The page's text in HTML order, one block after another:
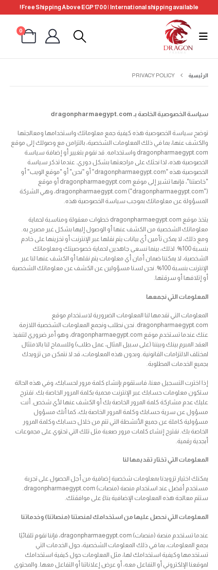
Free Shipping Above EGP 1700 | International shipping available!
0
الرئيسية PRIVACY POLICY
سياسة الخصوصية الخاصة بـ dragonpharmaegypt.com
توضح سياسة الخصوصية هذه كيفية جمع معلوماتك واستخدامها ومعالجتها
والكشف عنها، بما في ذلك المعلومات الشخصية، بالتزامن مع وصولك إلى موقع
dragonpharmaegypt.com واستخدامه. قد نقوم بتغيير أو إضافة سياسة
الخصوصية هذه، لذا نحثك على مراجعتها بشكل دوري. عندما تذكر سياسة
الخصوصية هذه "dragonpharmaegypt.com" أو "نحن" أو "موقع الويب" أو
"خاصتنا"، فإنها تشير إلى موقع dragonpharmaegypt.com أو موقع
dragonpharmaegypt.com ("dragonpharmaegypt.com")، وهي الشركة
المسؤولة عن معلوماتك بموجب سياسة الخصوصية هذه.
يتخذ موقع dragonpharmaegypt.com خطوات معقولة ومناسبة لحماية
معلوماتك الشخصية من الكشف عنها أو الوصول إليها بشكل غير مصرح به.
ومع ذلك، لا يمكن تأمين أي بيانات يتم نقلها عبر الإنترنت أو تخزينها على خادم
بنسبة 100%. لذلك، بينما نسعى جاهدين لحماية خصوصيتك ومعلوماتك
الشخصية، لا يمكننا ضمان أمان أي معلومات يتم نقلها أو الكشف عنها لنا عبر
الإنترنت بنسبة 100%. نحن لسنا مسؤولين عن الكشف عن معلوماتك الشخصية
أو إتلافها أو سرقتها.
المعلومات التي نجمعها
المعلومات التي تقدمها لنا المعلومات الضرورية لاستخدام موقع
dragonpharmaegypt.com. نحن نطلب ونجمع المعلومات الشخصية اللازمة
عنك عندما تستخدم موقع dragonpharmaegypt.com، وهو أمر ضروري لتنفيذ
العقد المبرم بينك وبيننا (على سبيل المثال، عمل طلب) وللسماح لنا بالامتثال
لمختلف الالتزامات القانونية. وبدون هذه المعلومات، قد لا نتمكن من تزويدك
بجميع الخدمات المطلوبة.
إذا اخترت التسجيل معنا، فاستقوم بإنشاء كلمة مرور لحسابك، وفي هذه الحالة
ستكون معلومات حسابك عبر الإنترنت محمية بكلمة المرور الخاصة بك. نقترح
عليك عدم مشاركة كلمة المرور الخاصة بك أو الكشف عنها لأي شخص. أنت
مسؤول عن سرية حسابك وكلمة المرور الخاصة بك، كما أنك مسؤول
مسؤولية كاملة عن جميع الأنشطة التي تتم من خلال حسابك وكلمة المرور
الخاصة بك. نقترح إنشاء كلمات مرور صعبة مثل تلك التي تحتوي على مجموعات
أبجدية رقمية.
المعلومات التي تختار تقديمها لنا
يمكنك اختيار تزويدنا بمعلومات شخصية إضافية من أجل الحصول على تجربة
ستتم معالجة هذه المعلومات الإضافية بناءً على موافقتك.
المعلومات التي نحصل عليها من استخدامك لمنصتنا (منصاتنا) وخدماتنا
عندما تستخدم منصة (منصات) dragonpharmaegypt.com، فإننا نقوم تلقائيًا
بجمع المعلومات، بما في ذلك المعلومات الشخصية، حول الخدمات التي
تستخدمها وكيفية استخدامك لها، مثل المعلومات حول كيفية استخدامك
لموقعنا الإلكتروني أو التفاعل معه، أو عرض إعلاناتنا أو التفاعل معها. والمحتوى